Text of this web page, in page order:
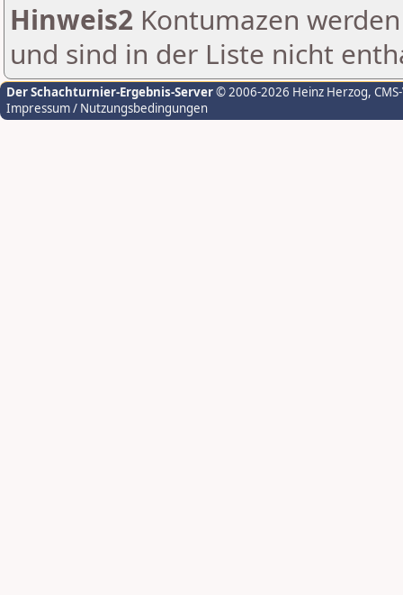
Hinweis2 Kontumazen
und sind in der Liste nicht
Der Schachturnier-Ergebnis-Server© 2006-2026 Heinz Herzog,
Impressum / Nutzungsbedingungen